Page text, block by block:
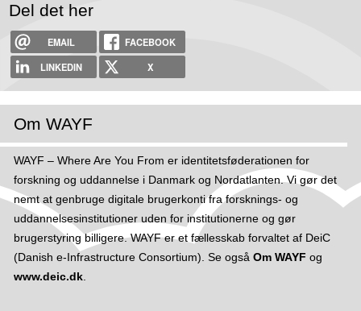
Del det her
EMAIL
FACEBOOK
LINKEDIN
X
Om WAYF
WAYF – Where Are You From er identitetsføderationen for
forskning og uddannelse i Danmark og Nordatlanten. Vi gør det
nemt at genbruge digitale brugerkonti fra forsknings- og
uddannelsesinstitutioner uden for institutionerne og gør
brugerstyring billigere. WAYF er et fællesskab forvaltet af DeiC
(Danish e-Infrastructure Consortium). Se også Om WAYF og
www.deic.dk.